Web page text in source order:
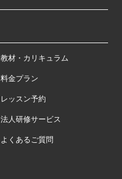
教材・カリキュラム
料金プラン
レッスン予約
法人研修サービス
よくあるご質問